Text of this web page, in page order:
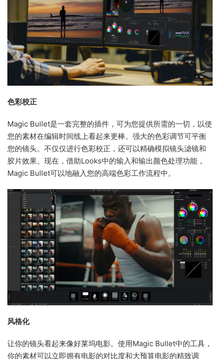
色彩校正
Magic Bullet是一套完整的插件，可为您提供所需的一切，以使
您的素材在编辑时间线上看起来更棒。强大的色彩调节可平衡
您的镜头。不仅仅进行色彩校正，还可以精确模拟镜头滤镜和
胶片效果。现在，借助Looks中的输入和输出颜色处理功能，
Magic Bullet可以地融入您的高端色彩工作流程中。
风格化
让你的镜头看起来像好莱坞电影。使用Magic Bullet中的工具，
你的素材可以立即拥有电影的对比度和大预算电影的精致调